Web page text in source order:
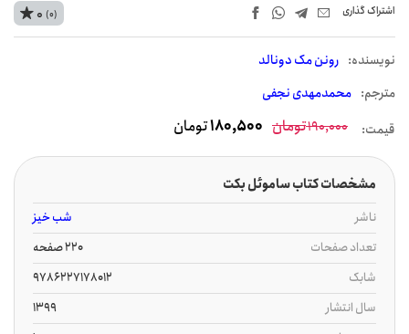
اشتراک‌ گذاری
نويسنده: رونن مک دونالد
مترجم: محمدمهدی نجفی
0 (0)
قیمت: 190,000تومان 180,500تومان
مشخصات کتاب ساموئل بکت
ناشر
شب خیز
تعداد صفحات
220 صفحه
شابک
9786227178012
سال انتشار
1399